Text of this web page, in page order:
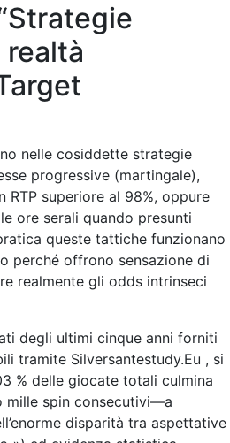
nelle cosiddette strategie
progressive (martingale),
RTP superiore al 98%, oppure
ore serali quando presunti
queste tattiche funzionano
perché offrono sensazione di
realmente gli odds intrinseci
degli ultimi cinque anni forniti
tramite Silversantestudy.Eu , si
% delle giocate totali culmina
mille spin consecutivi—a
disparità tra aspettative